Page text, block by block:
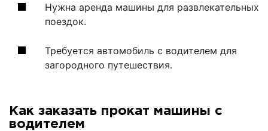
Нужна аренда машины для развлекательных
поездок.
Требуется автомобиль с водителем для
загородного путешествия.
Как заказать прокат машины с
водителем